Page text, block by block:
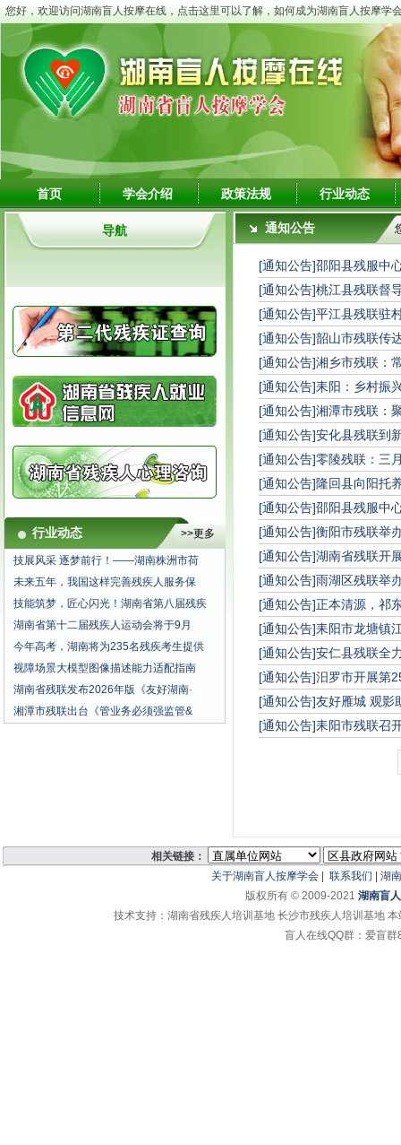
您好，欢迎访问湖南盲人按摩在线，点击这里可以了解，如何成为湖南盲人按摩学
首页 学会介绍 政策法规 行业动态
导航
行业动态 >>更多
技展风采 逐梦前行！——湖南株洲市荷
未来五年，我国这样完善残疾人服务保
技能筑梦，匠心闪光！湖南省第八届残疾
湖南省第十二届残疾人运动会将于9月
今年高考，湖南将为235名残疾考生提供
视障场景大模型图像描述能力适配指南
湖南省残联发布2026年版《友好湖南·
湘潭市残联出台《管业务必须强监管&
通知公告
[通知公告]邵阳县残服中
[通知公告]桃江县残联督
[通知公告]平江县残联驻
[通知公告]韶山市残联传
[通知公告]湘乡市残联：
[通知公告]耒阳：乡村振
[通知公告]湘潭市残联：
[通知公告]安化县残联到
[通知公告]零陵残联：三
[通知公告]隆回县向阳托
[通知公告]邵阳县残服中
[通知公告]衡阳市残联举
[通知公告]湖南省残联开
[通知公告]雨湖区残联举
[通知公告]正本清源，祁
[通知公告]耒阳市龙塘镇
[通知公告]安仁县残联全
[通知公告]汨罗市开展第
[通知公告]友好雁城 观影
[通知公告]耒阳市残联召
相关链接：
关于湖南盲人按摩学会
联系我们
湖
版权所有 © 2009-2021 湖南盲
技术支持：湖南省残疾人培训基地 长沙市残疾人培训基地
盲人在线QQ群：爱盲